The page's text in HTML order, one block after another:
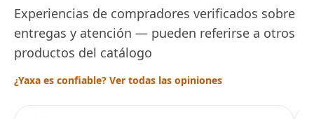
Experiencias de compradores verificados sobre
entregas y atención — pueden referirse a otros
productos del catálogo
¿Yaxa es confiable? Ver todas las opiniones